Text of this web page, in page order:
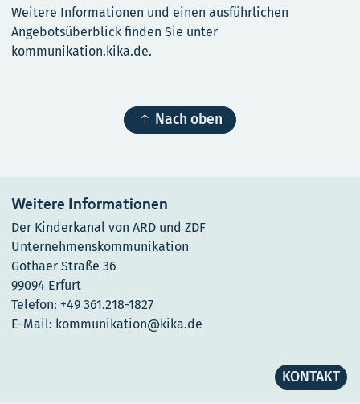
Weitere Informationen und einen ausführlichen
Angebotsüberblick finden Sie unter
kommunikation.kika.de.
 Nach oben
Weitere Informationen
Der Kinderkanal von ARD und ZDF
Unternehmenskommunikation
Gothaer Straße 36
99094 Erfurt
Telefon: +49 361.218-1827
E-Mail: kommunikation@kika.de
KONTAKT